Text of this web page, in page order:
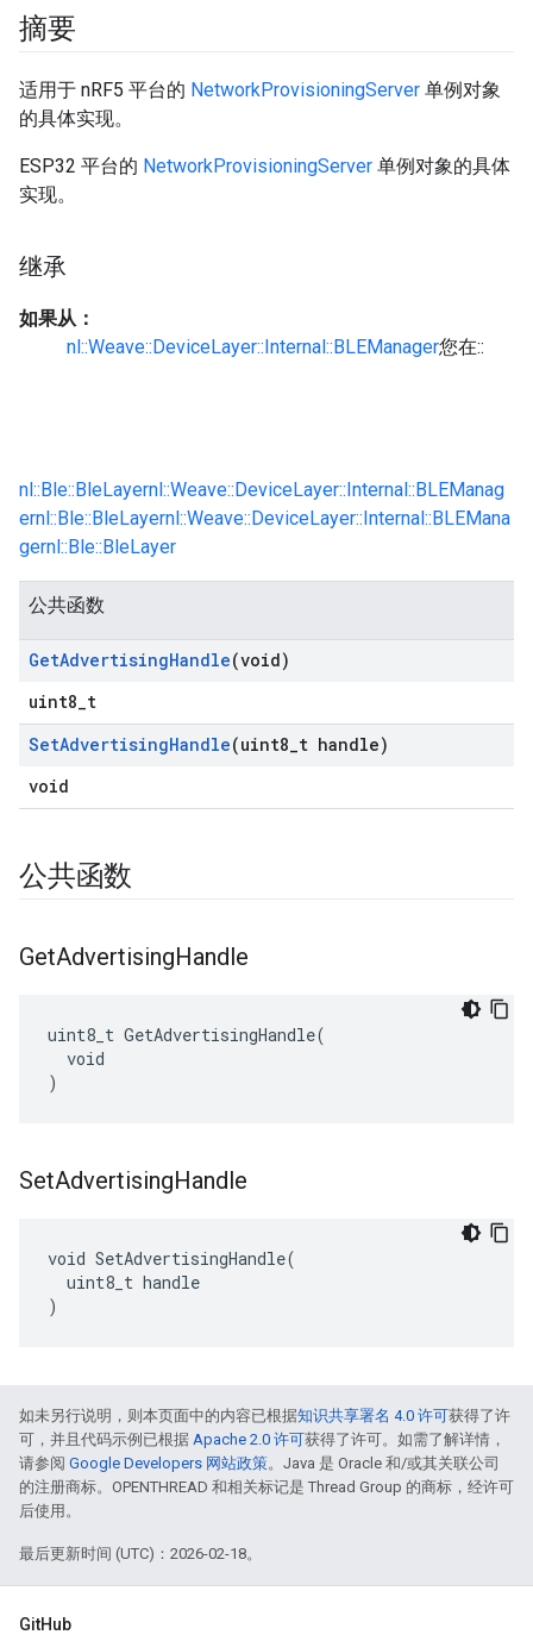
摘要
适用于 nRF5 平台的 NetworkProvisioningServer 单例对象
的具体实现。
ESP32 平台的 NetworkProvisioningServer 单例对象的具体
实现。
继承
如果从：
nl::Weave::DeviceLayer::Internal::BLEManager您在::
nl::Ble::BleLayernl::Weave::DeviceLayer::Internal::BLEManag
ernl::Ble::BleLayernl::Weave::DeviceLayer::Internal::BLEMana
gernl::Ble::BleLayer
公共函数
GetAdvertisingHandle(void)
uint8_t
SetAdvertisingHandle(uint8 t handle)
void
公共函数
GetAdvertisingHandle
uint8_t GetAdvertisingHandle(
  void
)
SetAdvertisingHandle
void SetAdvertisingHandle(
  uint8_t handle
)
如未另行说明，则本页面中的内容已根据知识共享署名 4.0 许可获得了许
可，并且代码示例已根据 Apache 2.0 许可获得了许可。如需了解详情，
请参阅 Google Developers 网站政策。Java 是 Oracle 和/或其关联公司
的注册商标。OPENTHREAD 和相关标记是 Thread Group 的商标，经许可
后使用。
最后更新时间 (UTC)：2026-02-18。
GitHub